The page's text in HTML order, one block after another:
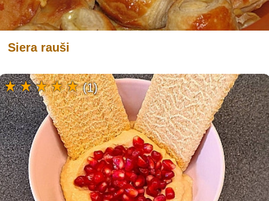
Siera rauši
(1)